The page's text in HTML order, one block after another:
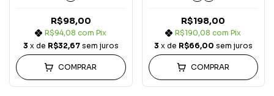
R$98,00
R$94,08com Pix
3 x de R$32,67 sem juros
COMPRAR
R$198,00
R$190,08com Pix
3 x de R$66,00 sem juros
COMPRAR